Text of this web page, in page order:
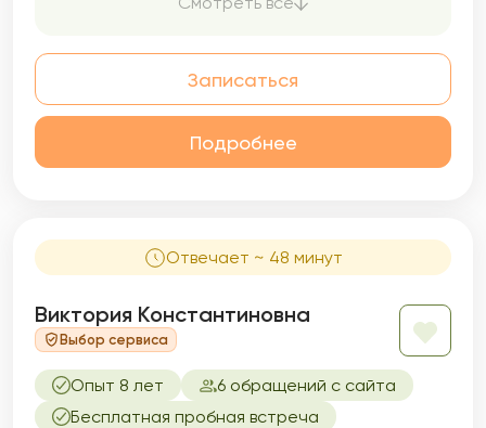
Записаться
Подробнее
Отвечает ~ 48 минут
Виктория Константиновна
Выбор сервиса
Опыт 8 лет
6 обращений с сайта
Бесплатная пробная встреча